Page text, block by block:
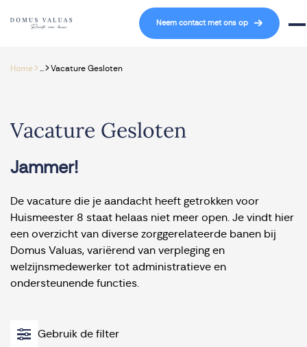
Navigatie overslaan
Neem contact met ons op
Home> >Vacature Gesloten
Vacature Gesloten
Jammer!
De vacature die je aandacht heeft getrokken voor
Huismeester 8 staat helaas niet meer open. Je vindt hier
een overzicht van diverse zorggerelateerde banen bij
Domus Valuas, variërend van verpleging en
welzijnsmedewerker tot administratieve en
ondersteunende functies.
Gebruik de filter